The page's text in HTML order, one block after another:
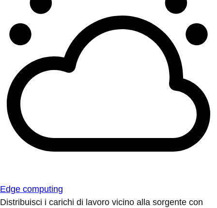
Edge computing
Distribuisci i carichi di lavoro vicino alla sorgente con